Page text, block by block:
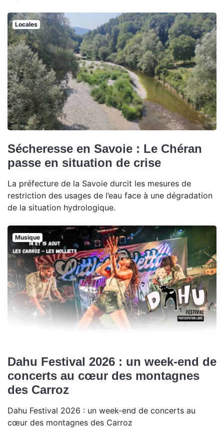
Locales
Sécheresse en Savoie : Le Chéran
passe en situation de crise
La préfecture de la Savoie durcit les mesures de
restriction des usages de l’eau face à une dégradation
de la situation hydrologique.
Musique
Dahu Festival 2026 : un week-end de
concerts au cœur des montagnes
des Carroz
Dahu Festival 2026 : un week-end de concerts au
cœur des montagnes des Carroz